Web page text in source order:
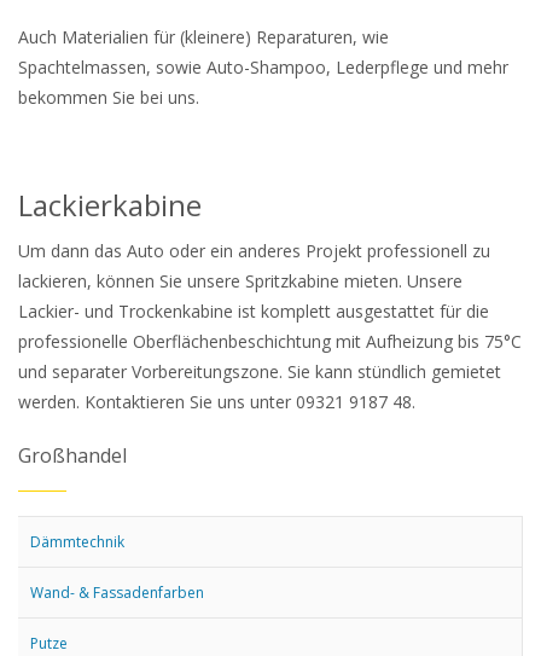
Auch Materialien für (kleinere) Reparaturen, wie
Spachtelmassen, sowie Auto-Shampoo, Lederpflege und mehr
bekommen Sie bei uns.
Lackierkabine
Um dann das Auto oder ein anderes Projekt professionell zu
lackieren, können Sie unsere Spritzkabine mieten. Unsere
Lackier- und Trockenkabine ist komplett ausgestattet für die
professionelle Oberflächenbeschichtung mit Aufheizung bis 75°C
und separater Vorbereitungszone. Sie kann stündlich gemietet
werden. Kontaktieren Sie uns unter 09321 9187 48.
Großhandel
Dämmtechnik
Wand- & Fassadenfarben
Putze